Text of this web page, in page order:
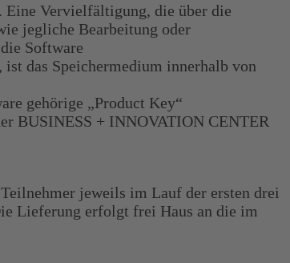
Eine Vervielfältigung, die über die
jegliche Bearbeitung oder
Software
das Speichermedium innerhalb von
gehörige „Product Key“
BUSINESS + INNOVATION CENTER
jeweils im Lauf der ersten drei
Lieferung erfolgt frei Haus an die im